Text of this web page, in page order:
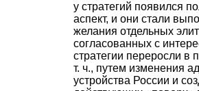
у стратегий появился
аспект, и они стали
желания отдельных
согласованных с
стратегии переросли в
т. ч., путем изменения
устройства России и